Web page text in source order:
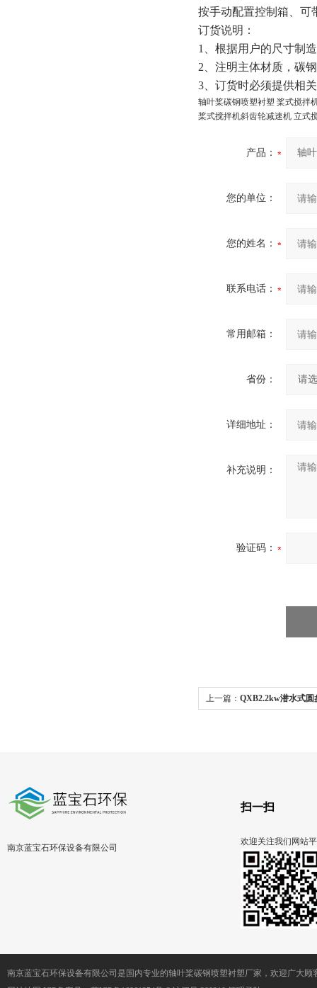
按手动配置控制箱、可
订货说明：
1、根据用户的尺寸制
2、注明主体材质，碳
3、订货时必须提供相
轴叶桨碳钢喷塑衬塑 桨式搅拌
桨式搅拌机斜齿轮减速机 立式
产品：
您的单位：
您的姓名：
联系电话：
常用邮箱：
省份：
详细地址：
补充说明：
验证码：
上一篇： QXB2.2kw潜水式
南京蓝宝石环保设备有限公司
扫一扫
欢迎关注我们网站
南京蓝宝石环保设备有限公司是国内专业的轴叶桨碳钢喷塑衬塑厂家，欢迎广大顾